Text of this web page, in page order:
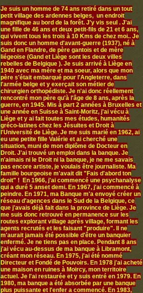
Je suis un homme de 74 ans retiré dans un tout
petit village des ardennes belges, un endroit
magnifique au bord de la forêt. J'y vis seul . J'ai
une fille de 46 ans et deux petit-fils de 21 et 6 ans,
qui vivent tous les trois à 10 Kms de chez moi.. Je
suis donc un homme d'avant-guerre (1937), né à
Gand en Flandre, de père gantois et de mère
liégeoise (Gand et Liège sont les deux villes
rebelles de Belgique ). Je suis arrivé à Liège en
1940 avec ma mère et ma soeur, alors que mon
père s'était embarqué pour l'Angleterre, dans
l'armée belge et y exerçait son métier de
chirurgien orthopédiste. Je n'ai donc réellement
rencontré mon père qu'à l'âge de 8 ans, après la
guerre, en 1945. Mis à part 2 années à Bruxelles et
une année en Suisse à Saint-Moritz, j'ai vécu à
Liège et y ai fait toutes mes études, humanités
gréco-latines chez les Jésuites et Droit à
l'Université de Liège. Je me suis marié en 1962, ai
eu une petite fille Valérie et ai cherché une
situation, muni de mon diplôme de Docteur en
Droit. J'ai trouvé un emploi dans la banque. Je
n'aimais ni le Droit ni la banque, je ne me savais
pas encore artiste, je voulais être journaliste. Ma
famille bourgeoise m'avait dit "Fais d'abord ton
droit" ! En 1966, j'ai commencé une psychanalyse
qui a duré 5 anset demi. En 1967, j'ai commencé à
peindre. En 1971, ma Banque m'a envoyé créer un
réseau d'agences dans le Sud de la Belgique, ce
que j'avais déjà fait dans la province de Liège. Je
me suis donc retrouvé en permanence sur les
routes explorant village après village, formant les
agents recrutés et les faisant "produire". Il ne
m'aurait jamais été possible d'être un banquier
enfermé. Je ne tiens pas en place. Pendant 8 ans
j'ai vécu au-dessus de ma banque à Libramont,
créant mon réseau. En 1975, j'ai été nommé
Directeur et Fondé de Pouvoirs. En 1978 j'ai acheté
une maison en ruines à Moircy, mon territoire
actuel. Je l'ai restaurée et y suis entré en 1979. En
1980, ma banque a été absorbée par une banque
plus puissante et l'enfer a commencé. En 1983,